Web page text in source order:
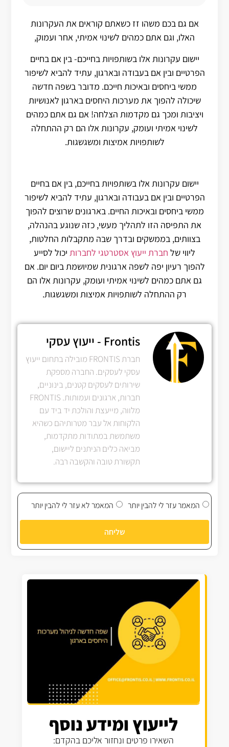
אם גם בכם משהו זז כשאתם קוראים את העקרונות
האלו, וגם אתם כמהים לשינוי אמיתי, אחר ועמוק,
יישום עקרונות אלו בשותפויות בחייכם- בין אם בחיים
הפרטיים ובין אם בעבודה ובארגון, עתיד להביא לשיפור
ממשי ביחסים ובאיכות חייכם. מדובר בשפה חדשה
שיכולה להפוך את מערכות היחסים בארגון לאנושיות
ויציבות ומכך גם מקדמות הצלחה! אם גם אתם כמהים
לשינוי אמיתי ועומק, עקרונות אלו הם רק ההתחלה
לשותפויות אמיצות ומשגשגות.
יישום עקרונות אלו בשותפויות בחייכם, בין אם בחיים
הפרטיים ובין אם בעבודה ובארגון, עתיד להביא לשיפור
ממשי ביחסים ובאיכות החיים. בארגונים שרוצים להפוך
את התפיסה הזו לתהליך מעשי, כזה שנוגע בהנהלה,
בצוותים, בממשקים ובדרך שבה מתקבלות החלטות,
ליווי של חברת ייעוץ אסטרטגי לחברות יכול לסייע
להפוך רעיון יפה לשפה ארגונית שמיושמת ביום יום. אם
גם אתם כמהים לשינוי אמיתי ועומק, עקרונות אלו הם
רק ההתחלה לשותפויות אמיצות ומשגשגות.
Frontis - ייעוץ עסקי
חברת FRONTIS מובילה בתחום ייעוץ
עסקי לעסקים. החברה מספקת
שירותים לעסקים קטנים, בינוניים,
חברות, ארגונים ועמותות. FRONTIS
מלווה, מייעצת והולכת יד ביד עם
הלקוחות אל עבר מטרותיהם כשהיא
משתמשת במתודות מתקדמות,
מביאה כלים הניתנים ליישום,
תקשורת טובה והקשבה רבה.
המאמר עזר לי להבין יותר המאמר לא עזר לי להבין יותר
שליחה
לייעוץ ומידע נוסף
השאירו פרטים ונחזור אליכם בהקדם: